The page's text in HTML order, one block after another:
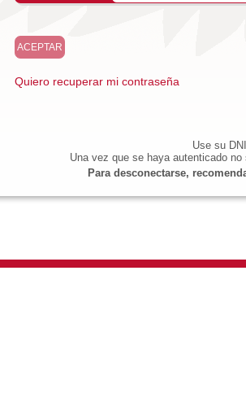
Quiero recuperar mi contraseña
Use su
Una vez que se haya autenticado
Para desconectarse,